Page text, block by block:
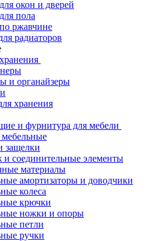
окон и дверей
пола
ржавчине
радиаторов
и органайзеры
хранения
и фурнитура для мебели
мебельные
защелки
и соединительные элементы
материалы
амортизаторы и доводчики
колеса
крючки
ножки и опоры
петли
ручки